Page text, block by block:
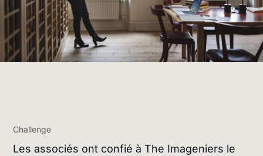
Challenge
Les associés ont confié à The Imageniers le